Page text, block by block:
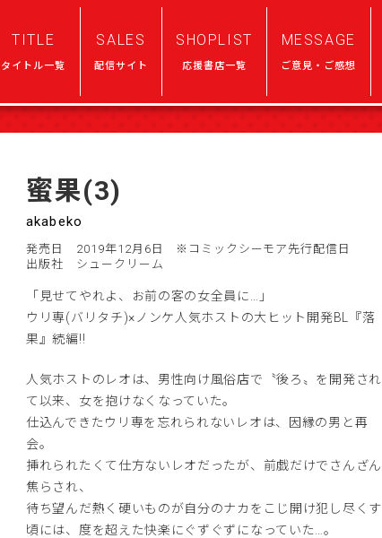
TITLE
タイトル一覧
SALES
配信サイト
SHOPLIST
応援書店一覧
MESSAGE
ご意見・ご感想
蜜果(3)
akabeko
発売日 2019年12月6日
※コミックシーモア先行配信日
出版社 シュークリーム
「見せてやれよ、お前の客の女全員に…」
ウリ専(バリタチ)×ノンケ人気ホストの大ヒット開発BL『落
果』続編!!
人気ホストのレオは、男性向け風俗店で〝後ろ〟を開発され
て以来、女を抱けなくなっていた。
仕込んできたウリ専を忘れられないレオは、因縁の男と再
会。
挿れられたくて仕方ないレオだったが、前戯だけでさんざん
焦らされ、
待ち望んだ熱く硬いものが自分のナカをこじ開け犯し尽くす
頃には、度を超えた快楽にぐずぐずになっていた…。